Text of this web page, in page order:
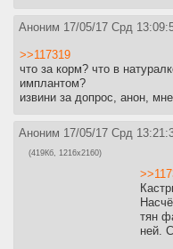
Аноним 17/05/17 Срд
>>117319
что за корм? что в
имплантом?
извини за допрос, анон,
Аноним 17/05/17 Срд
(419Кб, 1216x2160)
тян
ней.